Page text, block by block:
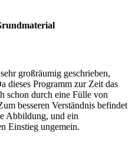
großräumig geschrieben,
dieses Programm zur Zeit das
schon durch eine Fülle von
besseren Verständnis befindet
Abbildung, und ein
Einstieg ungemein.